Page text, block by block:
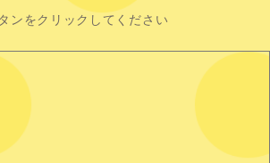
ンをクリックしてください